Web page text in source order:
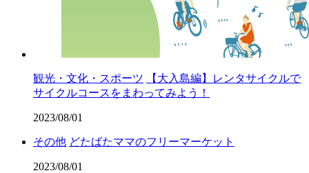
観光・文化・スポーツ
【大入島編】レンタサイクルで
サイクルコースをまわってみよう！
2023/08/01
その他 どたばたママのフリーマーケット
2023/08/01